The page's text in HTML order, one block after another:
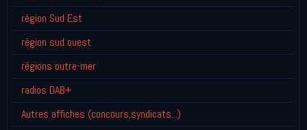
région Sud Est
région sud ouest
régions outre-mer
radios DAB+
Autres affiches (concours,syndicats...)